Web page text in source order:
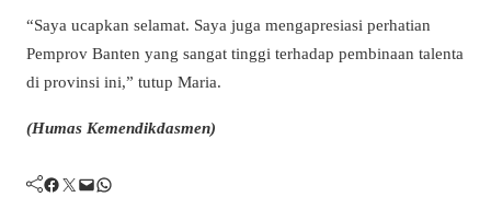
“Saya ucapkan selamat. Saya juga mengapresiasi perhatian
Pemprov Banten yang sangat tinggi terhadap pembinaan talenta
di provinsi ini,” tutup Maria.
(Humas Kemendikdasmen)
Facebook Twitter Mail WhatsApp